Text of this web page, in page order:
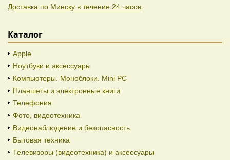
Доставка по Минску в течение 24 часов
Каталог
Apple
Ноутбуки и аксессуары
Компьютеры. Моноблоки. Mini PC
Планшеты и электронные книги
Телефония
Фото, видеотехника
Видеонаблюдение и безопасность
Бытовая техника
Телевизоры (видеотехника) и аксессуары